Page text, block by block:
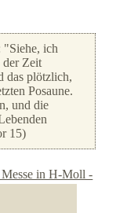
"Siehe, ich
der Zeit
das plötzlich,
Posaune.
und die
15)
Messe in H-Moll -